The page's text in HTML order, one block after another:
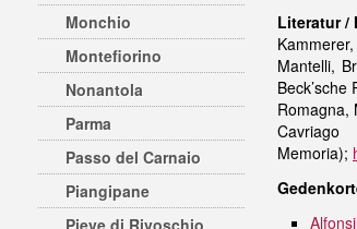
Monchio
Montefiorino
Nonantola
Parma
Passo del Carnaio
Piangipane
Pieve di Rivoschio
Literatur /
Mantelli,
Romagna,
Memoria);